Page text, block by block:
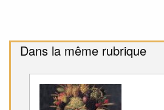
Dans la même rubrique